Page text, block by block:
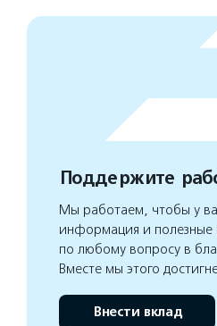
Поддержите
Мы работаем, чтобы у
информация и полезные
по любому вопросу в
Вместе мы этого
Внести вклад